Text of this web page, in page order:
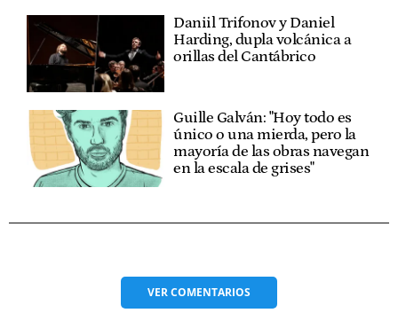
Daniil Trifonov y Daniel
Harding, dupla volcánica a
orillas del Cantábrico
Guille Galván: "Hoy todo es
único o una mierda, pero la
mayoría de las obras navegan
en la escala de grises"
VERCOMENTARIOS